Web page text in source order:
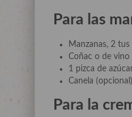
Para las
Manzanas, 2
Coñac o de vino
1 pizca de
Canela (opcional)
Para la